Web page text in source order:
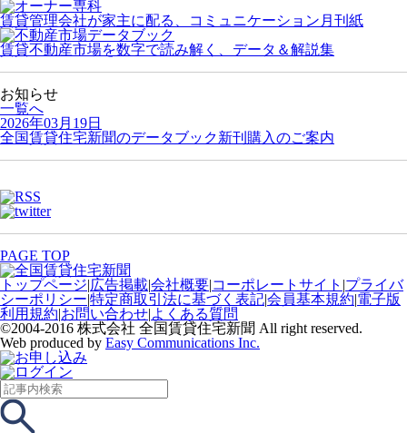
賃貸管理会社が家主に配る、コミュニケーション月刊紙
賃貸不動産市場を数字で読み解く、データ＆解説集
お知らせ
一覧へ
2026年03月19日
全国賃貸住宅新聞のデータブック新刊購入のご案内
PAGE TOP
トップページ|広告掲載|会社概要|コーポレートサイト |プライバ
シーポリシー|特定商取引法に基づく表記|会員基本規約|電子版
利用規約|お問い合わせ|よくある質問
©2004-2016 株式会社 全国賃貸住宅新聞 All right reserved.
Web produced by Easy Communications Inc.